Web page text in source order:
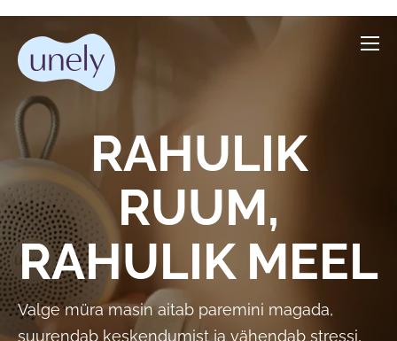
RAHULIK
RUUM,
RAHULIK MEEL
Valge müra masin aitab paremini magada,
suurendab keskendumist ja vähendab stressi,